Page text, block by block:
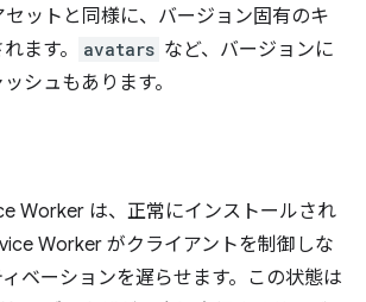
ットと同様に、バージョン固有のキ
ます。
avatars など、バージョンに
シュもあります。
Worker は、正常にインストールされ
Worker がクライアントを制御しな
ベーションを遅らせます。この状態は